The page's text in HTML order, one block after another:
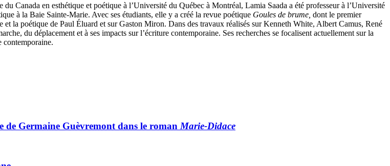
Canada en esthétique et poétique à l’Université du Québec à Montréal, Lamia Saada a été professeur à l’Université
à la Baie Sainte-Marie. Avec ses étudiants, elle y a créé la revue poétique Goules de brume, dont le premier
la poétique de Paul Éluard et sur Gaston Miron. Dans des travaux réalisés sur Kenneth White, Albert Camus, René
du déplacement et à ses impacts sur l’écriture contemporaine. Ses recherches se focalisent actuellement sur la
contemporaine.
de Germaine Guèvremont dans le romanMarie-Didace